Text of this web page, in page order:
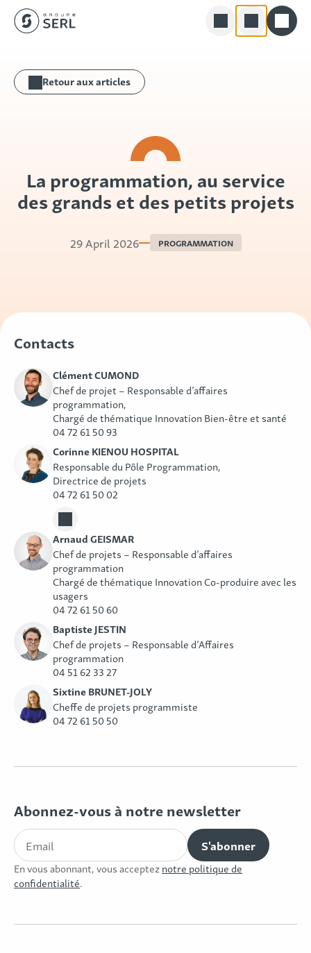
content
Rechercher
Retour aux articles
La programmation, au service
des grands et des petits projets
29 April 2026 PROGRAMMATION
Contacts
Clément CUMOND
Chef de projet – Responsable d’affaires
programmation,
Chargé de thématique Innovation Bien-être et santé
04 72 61 50 93
Corinne KIENOU HOSPITAL
Responsable du Pôle Programmation,
Directrice de projets
04 72 61 50 02
Arnaud GEISMAR
Chef de projets – Responsable d’affaires
programmation
Chargé de thématique Innovation Co-produire avec les
usagers
04 72 61 50 60
Baptiste JESTIN
Chef de projets – Responsable d’Affaires
programmation
04 51 62 33 27
Sixtine BRUNET-JOLY
Cheffe de projets programmiste
04 72 61 50 50
Abonnez-vous à notre newsletter
En vous abonnant, vous acceptez notre politique de
confidentialité.